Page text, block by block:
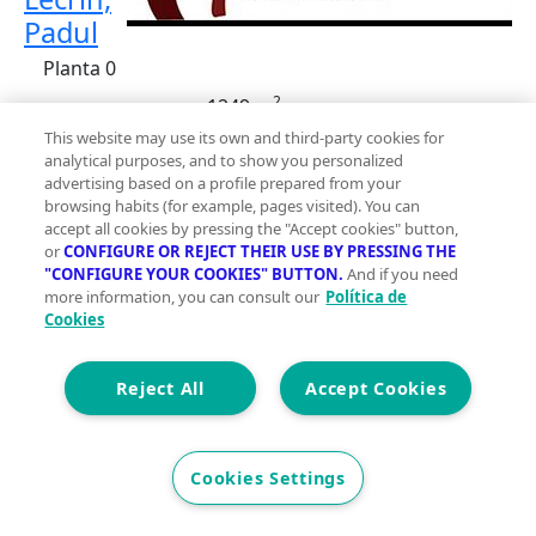
Padul
Planta 0
1249 m2
Construidos
0
0
Et. Energética Cons.G
Finca rustica de regadío con 1.249 metros de
parcela. En la periferia del pueblo,
concretamente en la zona de la fuente de la
salud. La finca esta pegando a la zona urbana.
Catastralmente figura como suelo urbano sin
This website may use its own and third-party cookies for
analytical purposes, and to show you personalized
advertising based on a profile prepared from your
browsing habits (for example, pages visited). You can
accept all cookies by pressing the "Accept cookies" button,
orCONFIGURE OR REJECT THEIR USE BY PRESSING THE
"CONFIGURE YOUR COOKIES" BUTTON. And if you need
more information, you can consult our Política de
Cookies
Accept Cookies
Reject All
Cookies Settings